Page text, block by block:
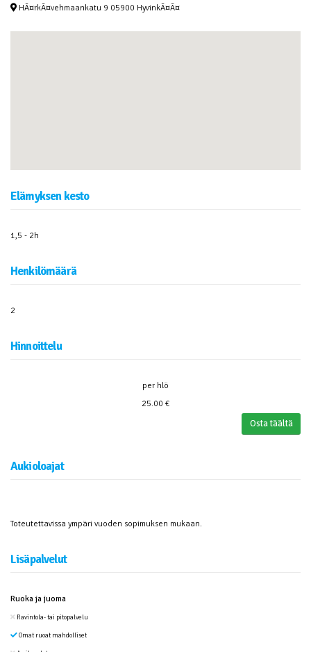
HÃ¤rkÃ¤vehmaankatu 9 05900 HyvinkÃ¤Ã¤
Elämyksen kesto
1,5 - 2h
Henkilömäärä
2
Hinnoittelu
per hlö
25.00 €
Osta täältä
Aukioloajat
Toteutettavissa ympäri vuoden sopimuksen mukaan.
Lisäpalvelut
Ruoka ja juoma
Ravintola- tai pitopalvelu
Omat ruoat mahdolliset